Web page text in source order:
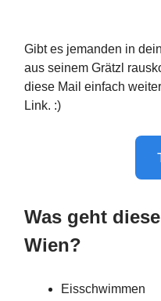
Gibt es jemanden in
aus seinem Grätzl
diese Mail einfach
Link. :)
Was geht
Wien?
Eisschwimmen